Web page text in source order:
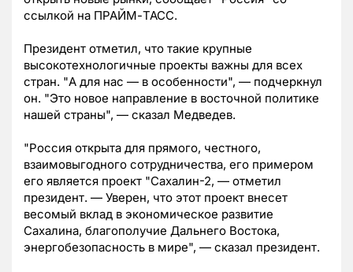
ссылкой на ПРАЙМ-ТАСС.
Президент отметил, что такие крупные
высокотехнологичные проекты важны для всех
стран. "А для нас — в особенности", — подчеркнул
он. "Это новое направление в восточной политике
нашей страны", — сказал Медведев.
"Россия открыта для прямого, честного,
взаимовыгодного сотрудничества, его примером
его является проект "Сахалин-2, — отметил
президент. — Уверен, что этот проект внесет
весомый вклад в экономическое развитие
Сахалина, благополучие Дальнего Востока,
энергобезопасность в мире", — сказал президент.